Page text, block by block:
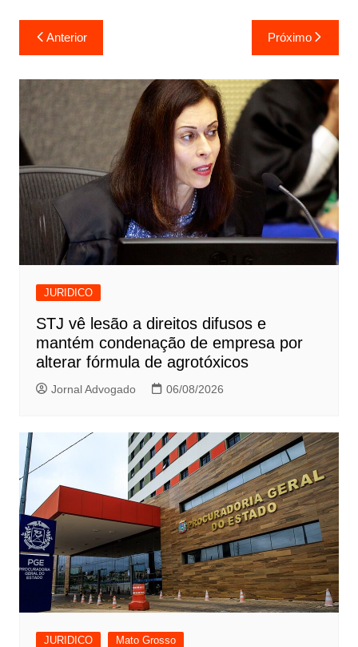
Navegação
de
Post
Anterior Próximo
JURIDICO
STJ vê lesão a direitos difusos e
mantém condenação de empresa por
alterar fórmula de agrotóxicos
Jornal Advogado 06/08/2026
JURIDICO Mato Grosso